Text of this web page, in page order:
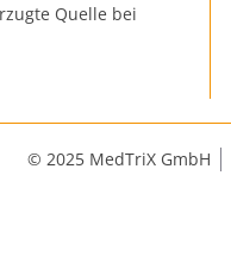
Quelle bei
© 2025 MedTriX GmbH